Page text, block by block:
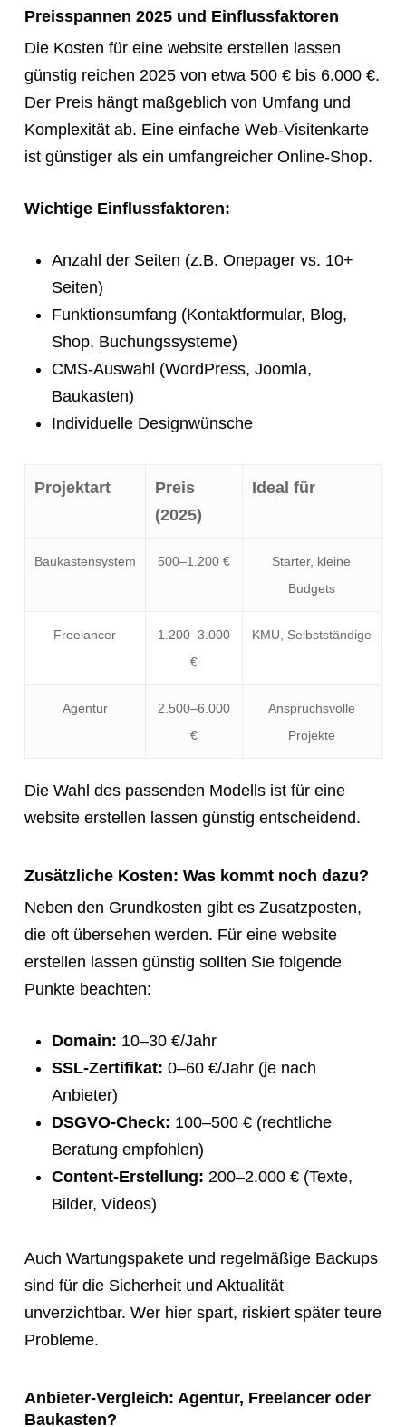
Preisspannen 2025 und Einflussfaktoren
Die Kosten für eine website erstellen lassen
günstig reichen 2025 von etwa 500 € bis 6.000 €.
Der Preis hängt maßgeblich von Umfang und
Komplexität ab. Eine einfache Web-Visitenkarte
ist günstiger als ein umfangreicher Online-Shop.
Wichtige Einflussfaktoren:
Anzahl der Seiten (z.B. Onepager vs. 10+
Seiten)
Funktionsumfang (Kontaktformular, Blog,
Shop, Buchungssysteme)
CMS-Auswahl (WordPress, Joomla,
Baukasten)
Individuelle Designwünsche
Projektart
Preis
(2025)
Ideal für
Baukastensystem 500–1.200 €
Starter, kleine
Budgets
Freelancer
1.200–3.000
€
KMU, Selbstständige
Agentur
2.500–6.000
€
Anspruchsvolle
Projekte
Die Wahl des passenden Modells ist für eine
website erstellen lassen günstig entscheidend.
Zusätzliche Kosten: Was kommt noch dazu?
Neben den Grundkosten gibt es Zusatzposten,
die oft übersehen werden. Für eine website
erstellen lassen günstig sollten Sie folgende
Punkte beachten:
Domain: 10–30 €/Jahr
SSL-Zertifikat: 0–60 €/Jahr (je nach
Anbieter)
DSGVO-Check: 100–500 € (rechtliche
Beratung empfohlen)
Content-Erstellung: 200–2.000 € (Texte,
Bilder, Videos)
Auch Wartungspakete und regelmäßige Backups
sind für die Sicherheit und Aktualität
unverzichtbar. Wer hier spart, riskiert später teure
Probleme.
Anbieter-Vergleich: Agentur, Freelancer oder
Baukasten?